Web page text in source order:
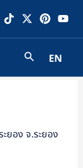
EN
ยอง จ.ระยอง